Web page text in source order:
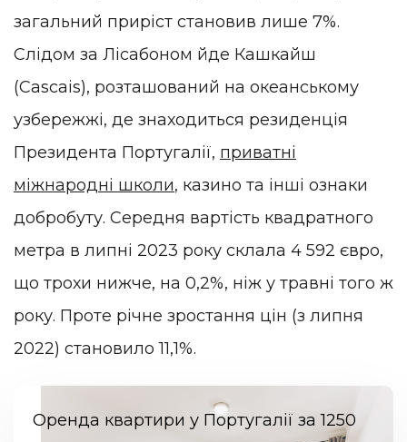
загальний приріст становив лише 7%.
Слідом за Лісабоном йде Кашкайш
(Cascais), розташований на океанському
узбережжі, де знаходиться резиденція
Президента Португалії, приватні
міжнародні школи, казино та інші ознаки
добробуту. Середня вартість квадратного
метра в липні 2023 року склала 4 592 євро,
що трохи нижче, на 0,2%, ніж у травні того ж
року. Проте річне зростання цін (з липня
2022) становило 11,1%.
Оренда квартири у Португалії за 1250